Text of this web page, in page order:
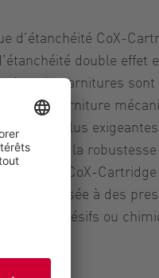
d’étanchéité CoX-
double effet
de garnitures sont
à une garniture
les plus
propice à la robustesse
CoX-
est exposée à des
fluides adhésifs ou